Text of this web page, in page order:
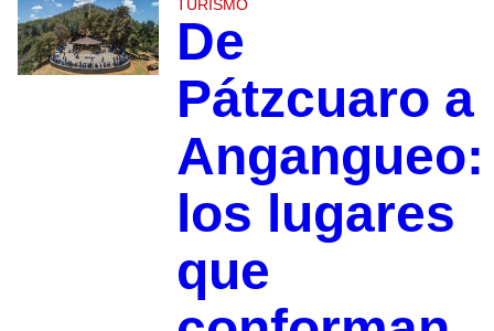
TURISMO
De
Pátzcuaro a
Angangueo:
los lugares
que